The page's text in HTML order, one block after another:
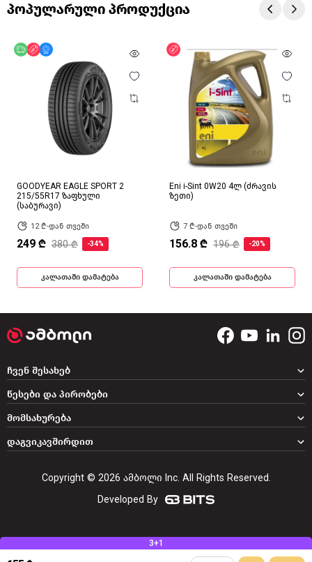
3+1
პოპულარული პროდუქცია
უფასო მიწოდება
ფასდაკლება
GOODYEAR EAGLE SPORT 2
215/55R17 ზაფხული
(საბურავი)
12 ₾-დან თვეში
249 ₾ 380 ₾ -34%
კალათაში დამატება
ფასდაკლება
Eni i-Sint 0W20 4ლ (ძრავის
ზეთი)
7 ₾-დან თვეში
156.8 ₾ 196 ₾ -20%
კალათაში დამატება
დაგვიკავშირდით
ჩვენ შესახებ
წესები და პირობები
მომსახურება
Copyright © 2026 ამბოლი Inc. All Rights Reserved.
Developed By